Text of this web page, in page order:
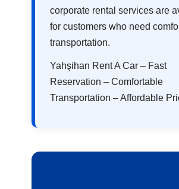
corporate rental services are
for customers who need
transportation.
Yahşihan Rent A Car – Fast
Reservation – Comfortable
Transportation – Affordable